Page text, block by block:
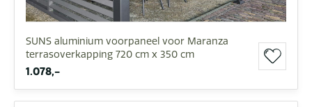
SUNS aluminium voorpaneel voor Maranza
terrasoverkapping 720 cm x 350 cm
1.078,-